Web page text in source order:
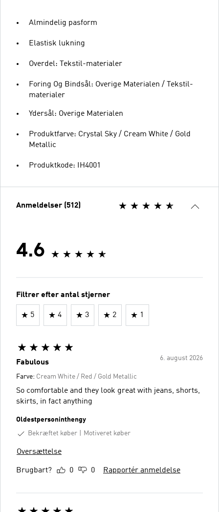
Almindelig pasform
Elastisk lukning
Overdel: Tekstil-materialer
Foring Og Bindsål: Overige Materialen / Tekstil-
materialer
Ydersål: Overige Materialen
Produktfarve: Crystal Sky / Cream White / Gold
Metallic
Produktkode: IH4001
Anmeldelser (512)
4.6
Filtrer efter antal stjerner
5 4 3 2 1
6. august 2026
Fabulous
Farve: Cream White / Red / Gold Metallic
So comfortable and they look great with jeans, shorts,
skirts, in fact anything
Oldestpersoninthengy
Bekræftet køber
Motiveret køber
Oversættelse
Brugbart? 0 0 Rapportér anmeldelse